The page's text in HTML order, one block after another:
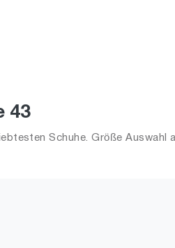
43
Schuhe. Größe Auswahl